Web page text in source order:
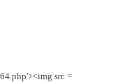
src =